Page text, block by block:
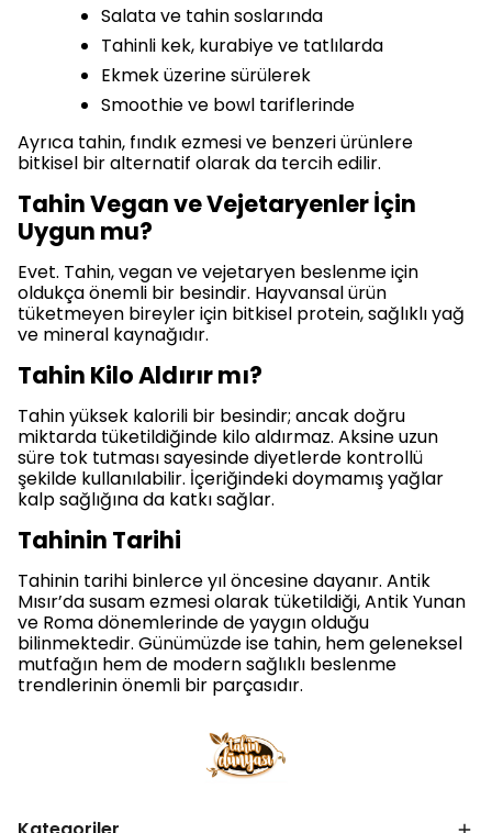
Salata ve tahin soslarında
Tahinli kek, kurabiye ve tatlılarda
Ekmek üzerine sürülerek
Smoothie ve bowl tariflerinde
Ayrıca tahin, fındık ezmesi ve benzeri ürünlere
bitkisel bir alternatif olarak da tercih edilir.
Tahin Vegan ve Vejetaryenler İçin
Uygun mu?
Evet. Tahin, vegan ve vejetaryen beslenme için
oldukça önemli bir besindir. Hayvansal ürün
tüketmeyen bireyler için bitkisel protein, sağlıklı yağ
ve mineral kaynağıdır.
Tahin Kilo Aldırır mı?
Tahin yüksek kalorili bir besindir; ancak doğru
miktarda tüketildiğinde kilo aldırmaz. Aksine uzun
süre tok tutması sayesinde diyetlerde kontrollü
şekilde kullanılabilir. İçeriğindeki doymamış yağlar
kalp sağlığına da katkı sağlar.
Tahinin Tarihi
Tahinin tarihi binlerce yıl öncesine dayanır. Antik
Mısır’da susam ezmesi olarak tüketildiği, Antik Yunan
ve Roma dönemlerinde de yaygın olduğu
bilinmektedir. Günümüzde ise tahin, hem geleneksel
mutfağın hem de modern sağlıklı beslenme
trendlerinin önemli bir parçasıdır.